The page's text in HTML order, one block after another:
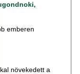
emberen
növekedett a